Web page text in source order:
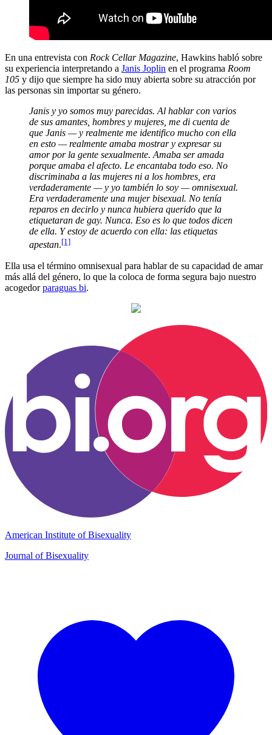
En una entrevista con Rock Cellar Magazine, Hawkins habló sobre
su experiencia interpretando a Janis Joplin en el programa Room
105 y dijo que siempre ha sido muy abierta sobre su atracción por
las personas sin importar su género.
Janis y yo somos muy parecidas. Al hablar con varios
de sus amantes, hombres y mujeres, me di cuenta de
que Janis — y realmente me identifico mucho con ella
en esto — realmente amaba mostrar y expresar su
amor por la gente sexualmente. Amaba ser amada
porque amaba el afecto. Le encantaba todo eso. No
discriminaba a las mujeres ni a los hombres, era
verdaderamente — y yo también lo soy — omnisexual.
Era verdaderamente una mujer bisexual. No tenía
reparos en decirlo y nunca hubiera querido que la
etiquetaran de gay. Nunca. Eso es lo que todos dicen
de ella. Y estoy de acuerdo con ella: las etiquetas
apestan.[1]
Ella usa el término omnisexual para hablar de su capacidad de amar
más allá del género, lo que la coloca de forma segura bajo nuestro
acogedorparaguas bi.
American Institute of Bisexuality
Journal of Bisexuality